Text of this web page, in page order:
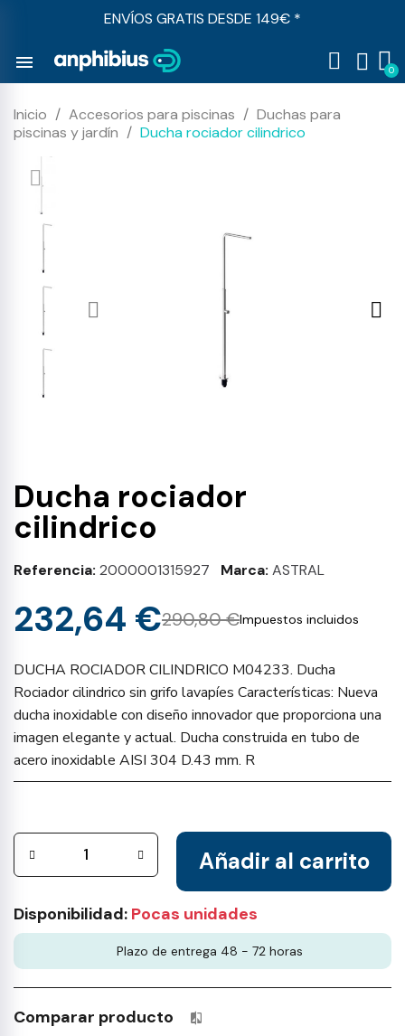
ENVÍOS GRATIS DESDE 149€ *
menu
Inicio Accesorios para piscinas
Duchas para
piscinas y jardín
Ducha rociador cilindrico
Ducha rociador
cilindrico
Referencia 2000001315927 Marca ASTRAL
290,80 €
232,64 € Impuestos incluidos
DUCHA ROCIADOR CILINDRICO M04233. Ducha
Rociador cilindrico sin grifo lavapíes Características: Nueva
ducha inoxidable con diseño innovador que proporciona una
imagen elegante y actual. Ducha construida en tubo de
acero inoxidable AISI 304 D.43 mm. R
Añadir al carrito
Disponibilidad: Pocas unidades
Plazo de entrega 48 - 72 horas
Comparar producto Productos incluidos en tu lista